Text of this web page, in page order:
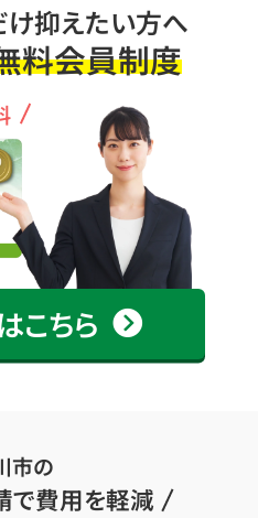
け抑えたい方へ
料会員制度
こちら
市の
で費用を軽減